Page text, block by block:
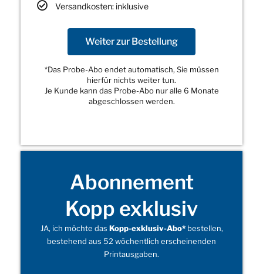
Versandkosten: inklusive
Weiter zur Bestellung
*Das Probe-Abo endet automatisch, Sie müssen
hierfür nichts weiter tun.
Je Kunde kann das Probe-Abo nur alle 6 Monate
abgeschlossen werden.
Abonnement
Kopp exklusiv
JA, ich möchte das Kopp-exklusiv-Abo*bestellen,
bestehend aus 52 wöchentlich erscheinenden
Printausgaben.